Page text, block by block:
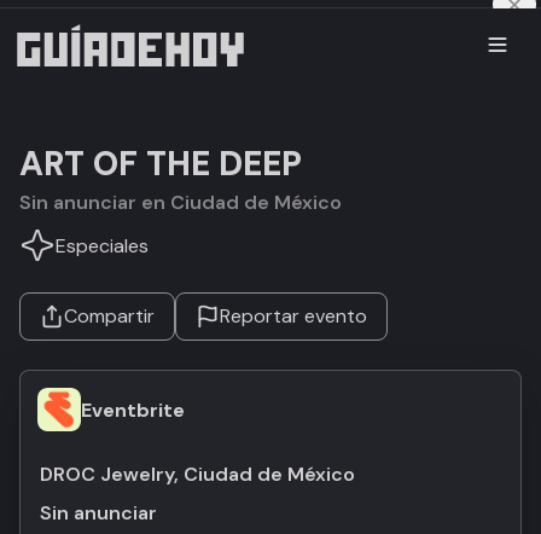
ART OF THE DEEP
Sin anunciar en Ciudad de México
Especiales
Compartir Reportar evento
Eventbrite
DROC Jewelry, Ciudad de México
Sin anunciar